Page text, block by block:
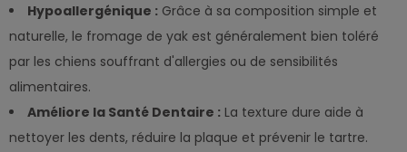
Hypoallergénique : Grâce à sa composition simple et
naturelle, le fromage de yak est généralement bien toléré
par les chiens souffrant d'allergies ou de sensibilités
alimentaires.
Améliore la Santé Dentaire : La texture dure aide à
nettoyer les dents, réduire la plaque et prévenir le tartre.